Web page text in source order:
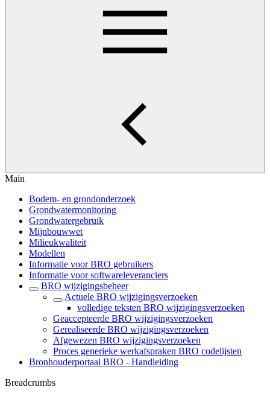
Main
Bodem- en grondonderzoek
Grondwatermonitoring
Grondwatergebruik
Mijnbouwwet
Milieukwaliteit
Modellen
Informatie voor BRO gebruikers
Informatie voor softwareleveranciers
BRO wijzigingsbeheer
Actuele BRO wijzigingsverzoeken
volledige teksten BRO wijzigingsverzoeken
Geaccepteerde BRO wijzigingsverzoeken
Gerealiseerde BRO wijzigingsverzoeken
Afgewezen BRO wijzigingsverzoeken
Proces generieke werkafspraken BRO codelijsten
Bronhouderportaal BRO - Handleiding
Breadcrumbs